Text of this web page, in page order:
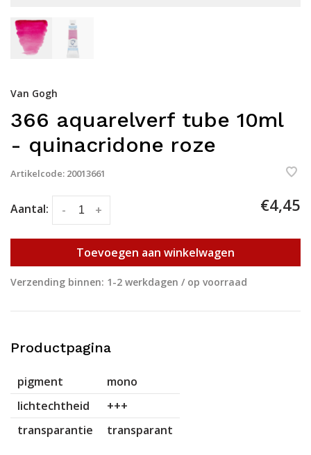
Van Gogh
366 aquarelverf tube 10ml
- quinacridone roze
Artikelcode: 20013661
Aantal: +
- €4,45
Toevoegen aan winkelwagen
Verzending binnen: 1-2 werkdagen / op voorraad
Productpagina
pigment
mono
lichtechtheid
+++
transparantie
transparant